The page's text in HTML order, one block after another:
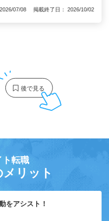
07/08 掲載終了日： 2026/10/02
ト転職
リット
をアシスト！